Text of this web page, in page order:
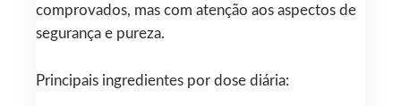
comprovados, mas com atenção aos aspectos de
segurança e pureza.
Principais ingredientes por dose diária: